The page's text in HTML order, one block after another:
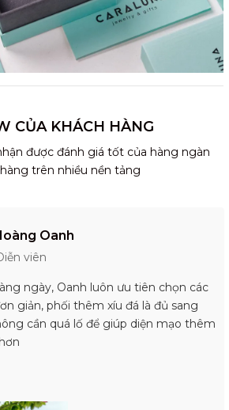
CỦA KHÁCH HÀNG
được đánh giá tốt của hàng ngàn
trên nhiều nền tảng
Oanh
viên
ngày, Oanh luôn ưu tiên chọn các
giản, phối thêm xíu đá là đủ sang
cần quá lố để giúp diện mạo thêm